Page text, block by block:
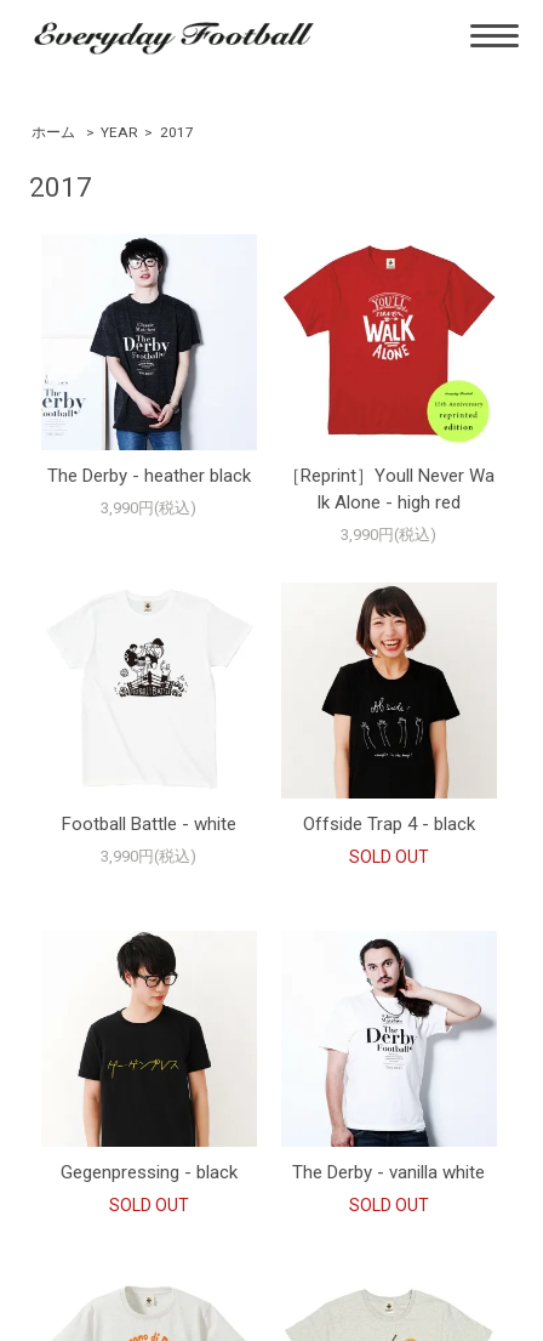
ホーム > YEAR > 2017
2017
The Derby - heather black
3,990円(税込)
［Reprint］Youll Never Wa
lk Alone - high red
3,990円(税込)
Football Battle - white
3,990円(税込)
Offside Trap 4 - black
SOLD OUT
Gegenpressing - black
SOLD OUT
The Derby - vanilla white
SOLD OUT